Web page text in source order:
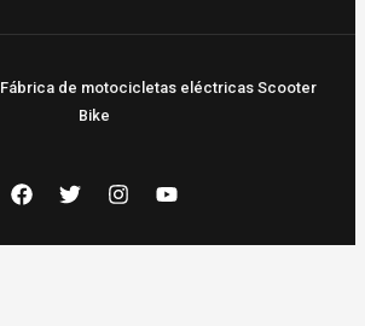
de motocicletas eléctricas Scooter
Bike